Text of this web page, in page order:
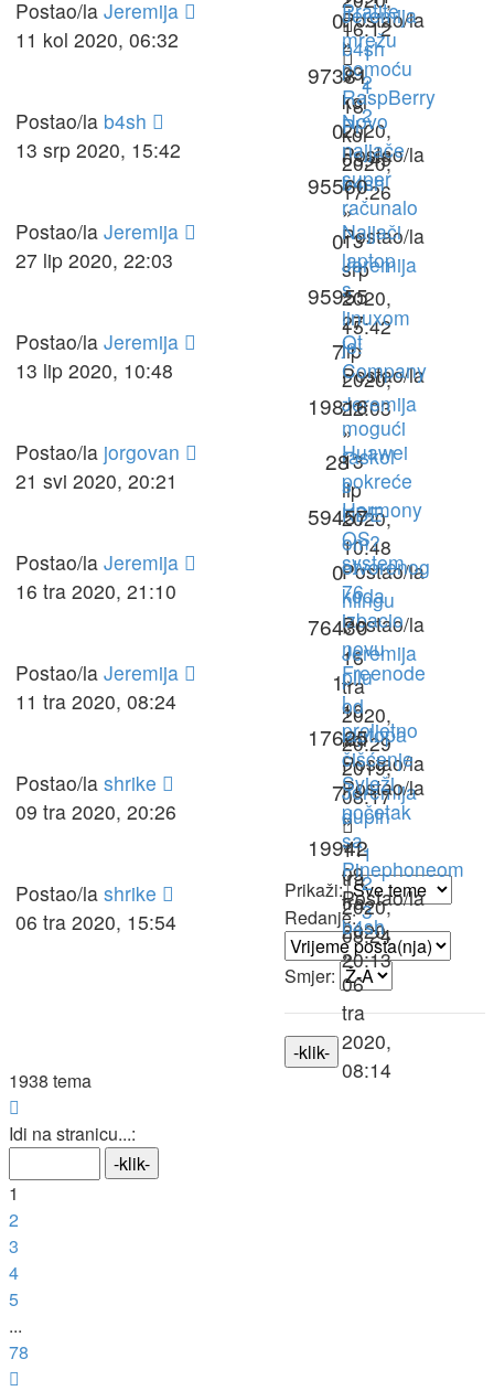
16:12
1
2
1
2
Postao/la
b4sh
»
18
kol
2020,
17:26
Jeremija
»
09
kol
2020,
08:45
Postao/la Jeremija
11 kol 2020, 06:32
Pratite
mrežu
pomoću
RaspBerry
Pi
Postao/la
b4sh
»
13
srp
2020,
15:42
0
97381
Postao/la b4sh
13 srp 2020, 15:42
Novo
najjače
super
računalo
Postao/la
Jeremija
»
27
lip
2020,
22:03
0
95560
Postao/la Jeremija
27 lip 2020, 22:03
Najjači
laptop
s
linuxom
je:
Postao/la
Jeremija
»
13
lip
2020,
10:48
0
95955
Postao/la Jeremija
13 lip 2020, 10:48
Qt
Company
-
mogući
raskol
s
KDE-
om?
Postao/la
niingu
»
16
tra
2020,
20:29
7
19816
Postao/la jorgovan
21 svi 2020, 20:21
Huawei
pokreće
Harmony
OS
otvorenog
koda
Postao/la
Jeremija
»
10
kol
2019,
08:17
1
2
3
28
59457
Postao/la Jeremija
16 tra 2020, 21:10
system
76
izbacio
novu
pilu
od
laptopa
Postao/la
Jeremija
»
11
tra
2020,
08:24
0
76430
Postao/la Jeremija
11 tra 2020, 08:24
Freenode
i
proljetno
čišćenje
Postao/la
dupin
»
09
tra
2020,
20:13
1
17625
Postao/la shrike
09 tra 2020, 20:26
Svježi
početak
sa
Pinephoneom
Postao/la
b4sh
»
06
tra
2020,
08:14
7
19942
Postao/la shrike
06 tra 2020, 15:54
Prikaži:
Redanje:
Smjer:
1938 tema
1 78.
Idi na stranicu...:
1
2
3
4
5
...
78